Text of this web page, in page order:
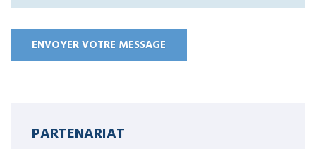
PARTENARIAT